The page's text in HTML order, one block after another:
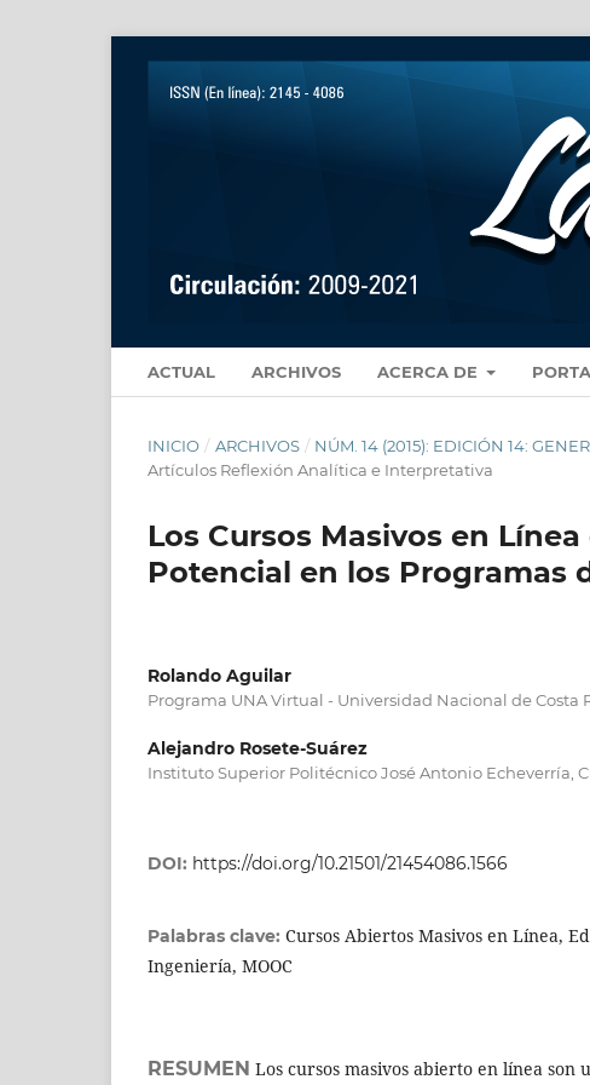
ACTUAL ARCHIVOS ACERCA DE
INICIO / ARCHIVOS / NÚM. 14 (2015): EDICIÓN 14:
Artículos Reflexión Analítica e Interpretativa
Los Cursos Masivos en
Potencial en los Programas
Rolando Aguilar
Programa UNA Virtual - Universidad Nacional de Costa
Alejandro Rosete-Suárez
Instituto Superior Politécnico José Antonio Echeverría,
DOI: https://doi.org/10.21501/21454086.1566
Palabras clave: Cursos Abiertos Masivos en Línea,
Ingeniería, MOOC
RESUMEN Los cursos masivos abierto en línea son